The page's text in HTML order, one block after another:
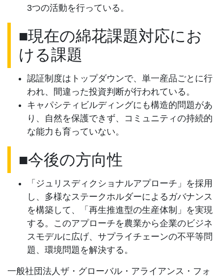
3つの活動を行っている。
■現在の綿花課題対応にお
ける課題
認証制度はトップダウンで、単一産品ごとに行
われ、間違った投資判断が行われている。
キャパシティビルディングにも構造的問題があ
り、自然を保護できず、コミュニティの持続的
な能力も育っていない。
■今後の方向性
「ジュリスディクショナルアプローチ」を採用
し、多様なステークホルダーによるガバナンス
を構築して、「再生推進型の生産体制」を実現
する。このアプローチを農業から企業のビジネ
スモデルに広げ、サプライチェーンの不平等問
題、環境問題を解決する。
一般社団法人ザ・グローバル・アライアンス・フォ